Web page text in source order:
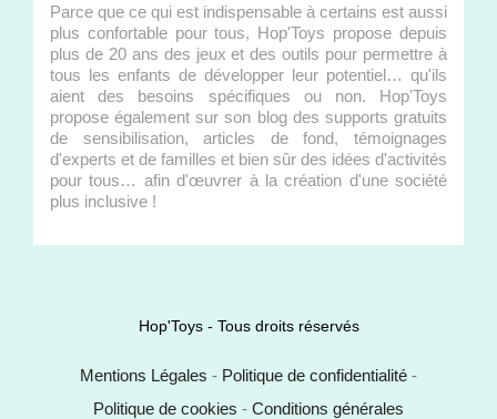
Parce que ce qui est indispensable à certains est aussi
plus confortable pour tous, Hop'Toys propose depuis
plus de 20 ans des jeux et des outils pour permettre à
tous les enfants de développer leur potentiel… qu'ils
aient des besoins spécifiques ou non. Hop'Toys
propose également sur son blog des supports gratuits
de sensibilisation, articles de fond, témoignages
d'experts et de familles et bien sûr des idées d'activités
pour tous… afin d'œuvrer à la création d'une société
plus inclusive !
Hop'Toys - Tous droits réservés
Mentions Légales - Politique de confidentialité -
Politique de cookies - Conditions générales